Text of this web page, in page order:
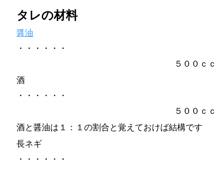
タレの材料
醤油
・・・・・・
５００ｃｃ
酒
・・・・・・
５００ｃｃ
酒と醤油は１：１の割合と覚えておけば結構です
長ネギ
・・・・・・